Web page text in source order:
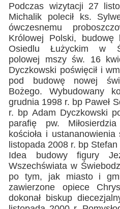
Podczas wizytacji 27
Michalik polecił ks.
ówczesnemu
Królowej Polski, budowę
Osiedlu Łużyckim w
polowej mszy św. 16
Dyczkowski poświęcił i
pod budowę nowej
Bożego. Wybudowany
grudnia 1998 r. bp Paweł
r. bp Adam Dyczkowski
parafię pw.
kościoła i
listopada 2008 r. bp Stefan
Idea budowy figury
Wszechświata w
po tym, jak miasto i
zawierzone opiece
dokonał biskup